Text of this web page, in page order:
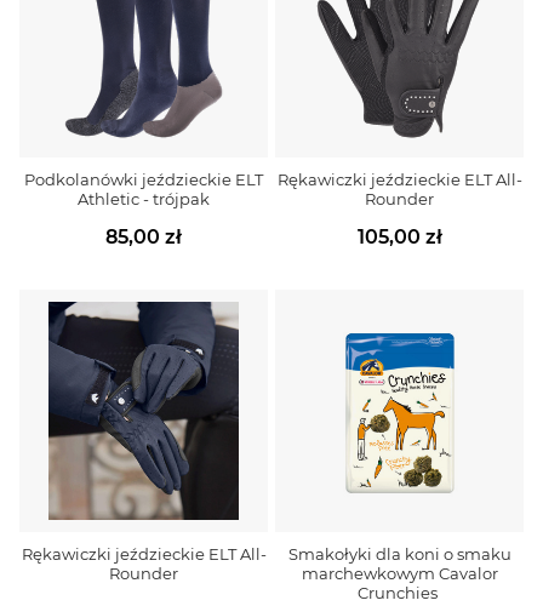
Podkolanówki jeździeckie ELT
Athletic - trójpak
85,00 zł
Rękawiczki jeździeckie ELT All-
Rounder
105,00 zł
Rękawiczki jeździeckie ELT All-
Rounder
Smakołyki dla koni o smaku
marchewkowym Cavalor
Crunchies